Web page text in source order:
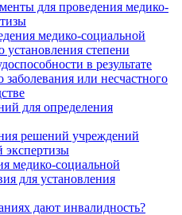
для проведения медико-
медико-социальной
установления степени
в результате
заболевания или несчастного
для определения
решений учреждений
экспертизы
медико-социальной
для установления
дают инвалидность?